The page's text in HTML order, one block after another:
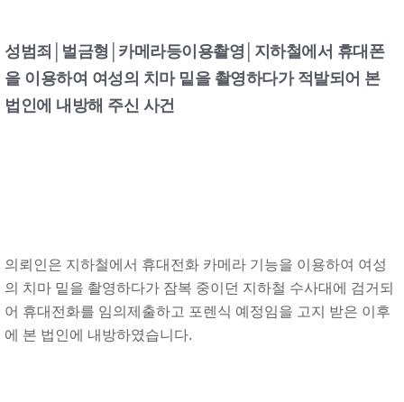
성범죄│벌금형│카메라등이용촬영│지하철에서 휴대폰
을 이용하여 여성의 치마 밑을 촬영하다가 적발되어 본
법인에 내방해 주신 사건
의뢰인은 지하철에서 휴대전화 카메라 기능을 이용하여 여성
의 치마 밑을 촬영하다가 잠복 중이던 지하철 수사대에 검거되
어 휴대전화를 임의제출하고 포렌식 예정임을 고지 받은 이후
에 본 법인에 내방하였습니다.